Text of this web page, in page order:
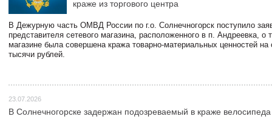
краже из торгового центра
В Дежурную часть ОМВД России по г.о. Солнечногорск поступило
представителя сетевого магазина, расположенного в п. Андреевка, о
магазине была совершена кража товарно-материальных ценностей
тысячи рублей.
23.07.2026
В Солнечногорске задержан подозреваемый в краже велосипеда